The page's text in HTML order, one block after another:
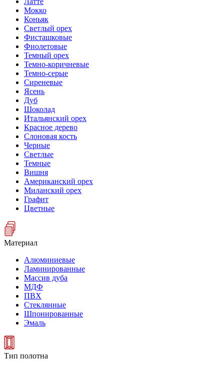
Мокко
Коньяк
Светлый орех
Фисташковые
Фиолетовые
Темный орех
Темно-коричневые
Темно-серые
Сиреневые
Ясень
Дуб
Шоколад
Итальянский орех
Красное дерево
Слоновая кость
Черные
Светлые
Темные
Вишня
Американский орех
Миланский орех
Графит
Цветные
Материал
Алюминиевые
Ламинированные
Массив дуба
МДФ
ПВХ
Стеклянные
Шпонированные
Эмаль
Тип полотна